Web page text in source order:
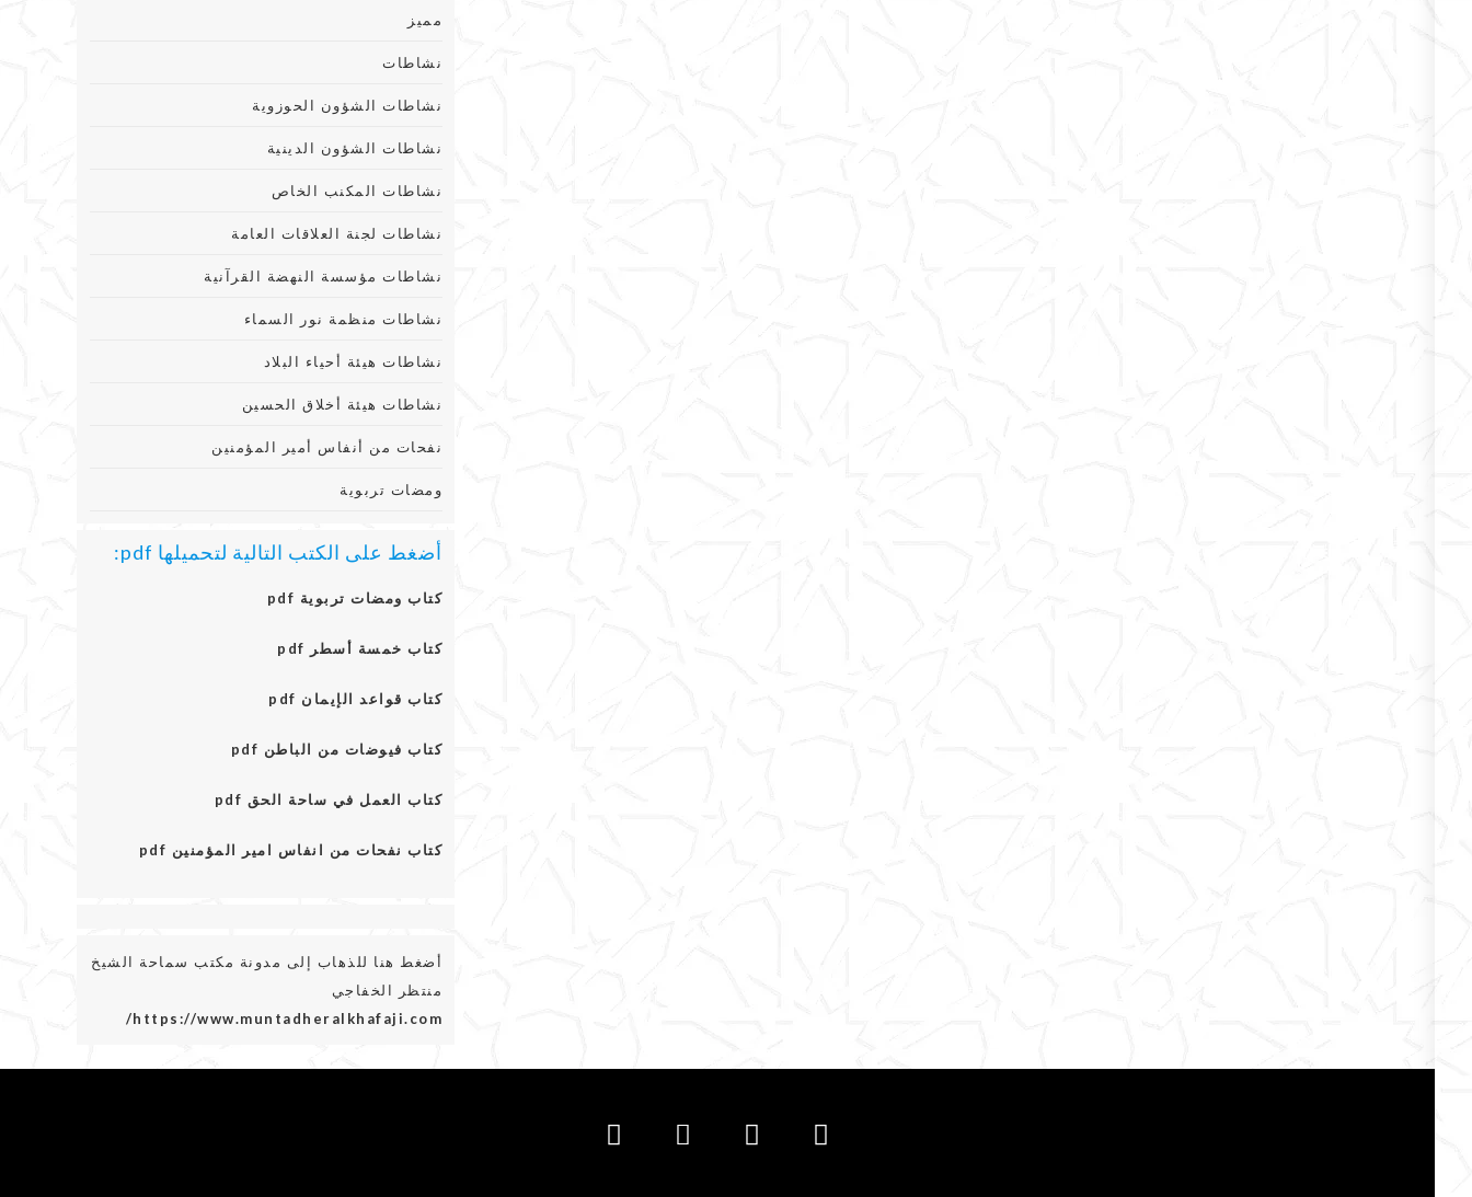
مميز
نشاطات
نشاطات الشؤون الحوزوية
نشاطات الشؤون الدينية
نشاطات المكنب الخاص
نشاطات لجنة العلاقات العامة
نشاطات مؤسسة النهضة القرآنية
نشاطات منظمة نور السماء
نشاطات هيئة أحياء البلاد
نشاطات هيئة أخلاق الحسين
نفحات من أنفاس أمير المؤمنين
ومضات تربوية
أضغط على الكتب التالية لتحميلها pdf:
كتاب ومضات تربوية pdf
كتاب خمسة أسطر pdf
كتاب قواعد الإيمان pdf
كتاب فيوضات من الباطن pdf
كتاب العمل في ساحة الحق pdf
كتاب نفحات من انفاس امير المؤمنين pdf
أضغط هنا للذهاب إلى مدونة مكتب سماحة الشيخ
منتظر الخفاجي
https://www.muntadheralkhafaji.com/